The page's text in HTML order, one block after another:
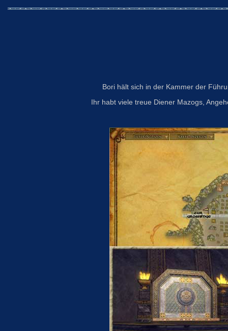
Bori hält sich in der Kammer der
Ihr habt viele treue Diener Mazogs,